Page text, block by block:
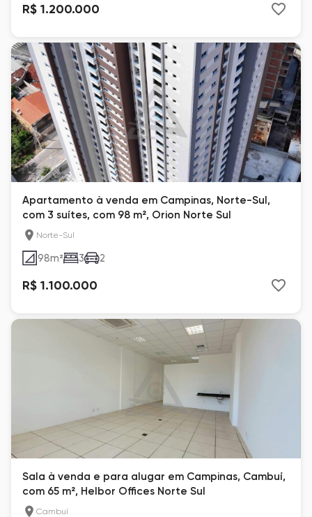
R$ 1.200.000
Apartamento à venda em Campinas, Norte-Sul,
com 3 suítes, com 98 m², Orion Norte Sul
Norte-Sul
98m² 3 2
R$ 1.100.000
Sala à venda e para alugar em Campinas, Cambuí,
com 65 m², Helbor Offices Norte Sul
Cambuí